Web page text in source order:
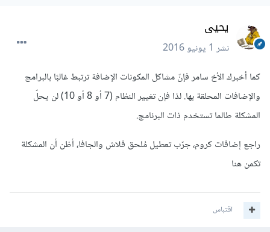
يحيى
نشر1 يونيو 2016
كما أخبرك الأخ سامر فإنّ مشاكل المكونات الإضافة ترتبط غالبًا بالبرامج
والإضافات المحلقة بها. لذا فإن تغيير النظام (7 أو 8 أو 10) لن يحلّ
المشكلة طالما تستخدم ذات البرنامج.
راجع إضافات كروم، جرّب تعطيل مُلحق فلاش والجافا، أظن أن المشكلة
تكمن هنا
اقتباس